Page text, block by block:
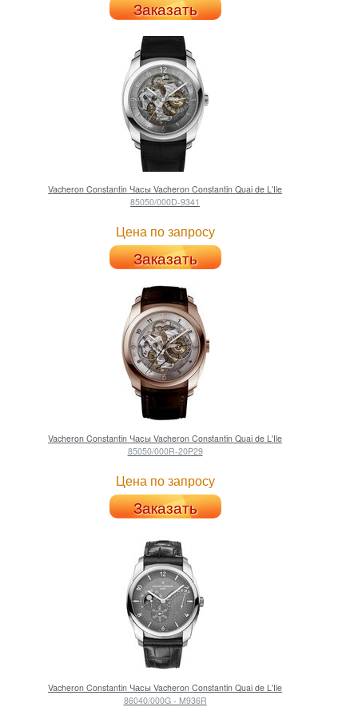
Заказать
Vacheron Constantin Часы Vacheron Constantin Quai de L'Ile
85050/000D-9341
Цена по запросу
Заказать
Vacheron Constantin Часы Vacheron Constantin Quai de L'Ile
85050/000R-20P29
Цена по запросу
Заказать
Vacheron Constantin Часы Vacheron Constantin Quai de L'Ile
86040/000G - M936R